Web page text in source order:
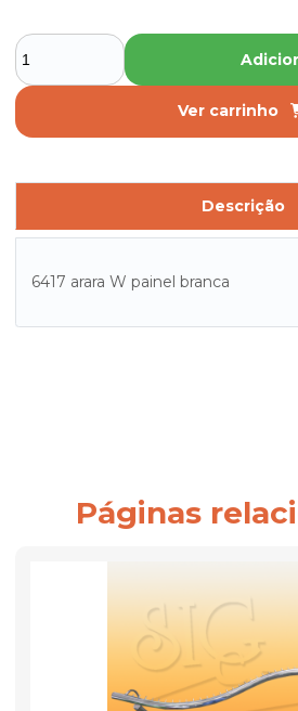
Ver carrinho
Descrição
6417 arara W painel branca
Páginas